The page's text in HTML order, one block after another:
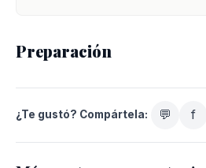
Preparación
¿Te gustó? Compártela: 💬 f